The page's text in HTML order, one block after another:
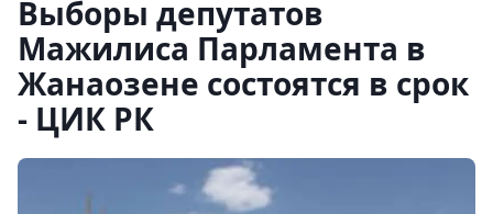
Выборы депутатов
Мажилиса Парламента в
Жанаозене состоятся в срок
- ЦИК РК